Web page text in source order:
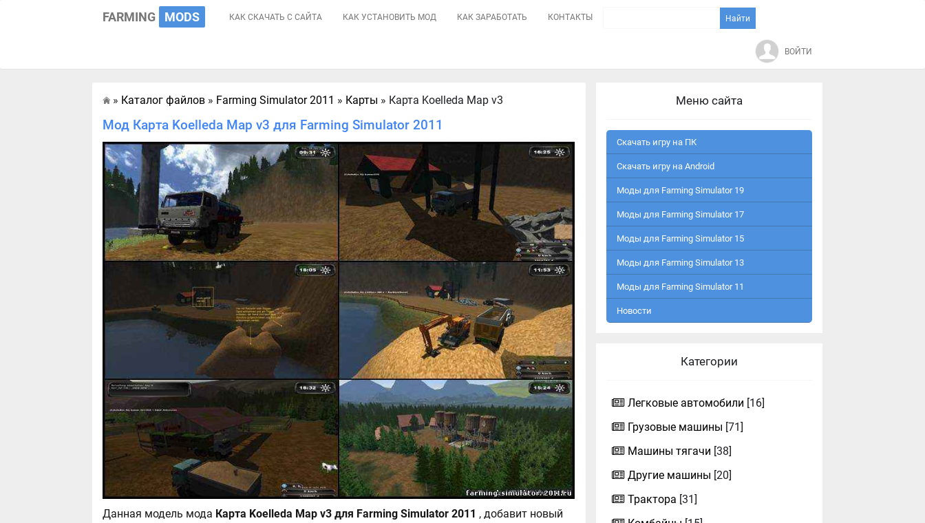
FARMING MODS КАК СКАЧАТЬ С САЙТА КАК УСТАНОВИТЬ МОД КАК ЗАРАБОТАТЬ КОНТАКТЫ
ВОЙТИ
Главная
» Каталог файлов » Farming Simulator 2011 » Карты » Карта Koelleda Map v3
Мод Карта Koelleda Map v3 для Farming Simulator 2011
Данная модель мода Карта Koelleda Map v3 для Farming Simulator 2011 , добавит новый
Меню сайта
Скачать игру на ПК
Скачать игру на Android
Моды для Farming Simulator 19
Моды для Farming Simulator 17
Моды для Farming Simulator 15
Моды для Farming Simulator 13
Моды для Farming Simulator 11
Новости
Категории
Легковые автомобили [16]
Грузовые машины [71]
Машины тягачи [38]
Другие машины [20]
Трактора [31]